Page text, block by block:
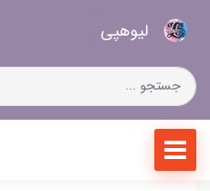
لیو‌هپی